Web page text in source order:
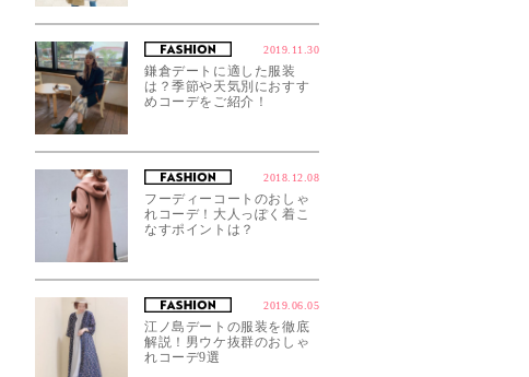
2019.11.30
鎌倉デートに適した服装
は？季節や天気別におすす
めコーデをご紹介！
2018.12.08
フーディーコートのおしゃ
れコーデ！大人っぽく着こ
なすポイントは？
2019.06.05
江ノ島デートの服装を徹底
解説！男ウケ抜群のおしゃ
れコーデ9選